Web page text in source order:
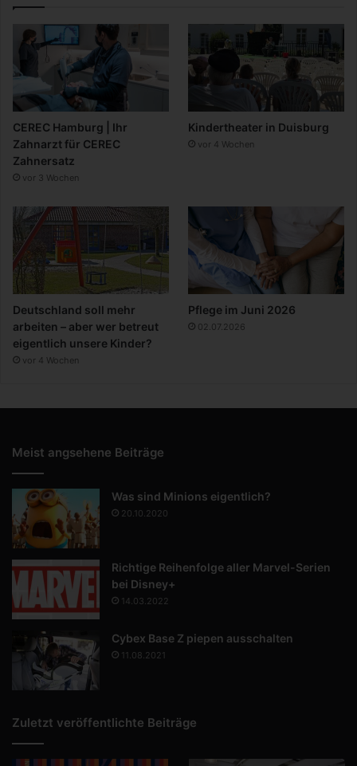
CEREC Hamburg | Ihr
Zahnarzt für CEREC
Zahnersatz
vor 3 Wochen
Kindertheater in Duisburg
vor 4 Wochen
Deutschland soll mehr
arbeiten – aber wer betreut
eigentlich unsere Kinder?
vor 4 Wochen
Pflege im Juni 2026
02.07.2026
Meist angsehene Beiträge
Was sind Minions eigentlich?
20.10.2020
Richtige Reihenfolge aller Marvel-Serien
bei Disney+
14.03.2022
Cybex Base Z piepen ausschalten
11.08.2021
Zuletzt veröffentlichte Beiträge